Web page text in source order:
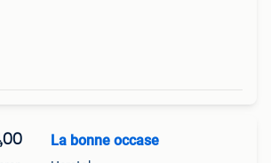
La bonne occase